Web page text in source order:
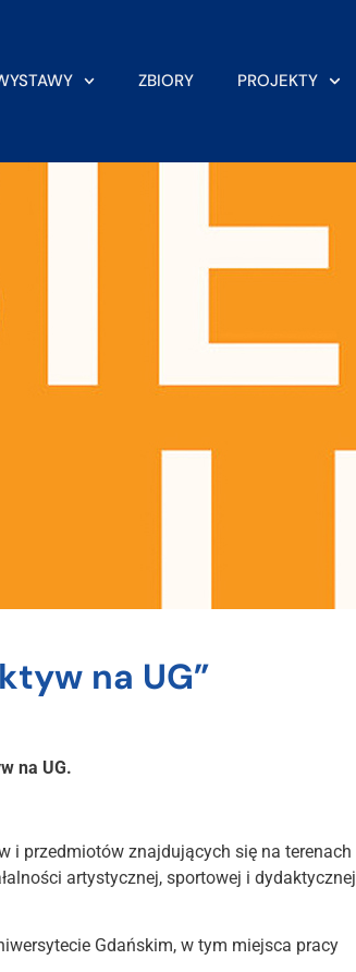
ZBIORY PROJEKTY
na UG”
na UG.
i przedmiotów znajdujących się na terenach
artystycznej, sportowej i dydaktycznej
Gdańskim, w tym miejsca pracy